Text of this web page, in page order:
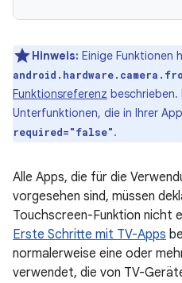
Hinweis: Einige Funktionen
Funktionsreferenz beschrieben.
Unterfunktionen, die in Ihrer
required="false".
Alle Apps, die für die
vorgesehen sind, müssen
Touchscreen-Funktion nicht
Erste Schritte mit TV-Apps
normalerweise eine oder
verwendet, die von TV-